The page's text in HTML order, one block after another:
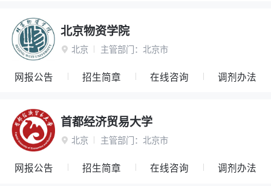
北京物资学院
 北京 主管部门： 北京市
网报公告 招生简章 在线咨询 调剂办法
首都经济贸易大学
 北京 主管部门： 北京市
网报公告 招生简章 在线咨询 调剂办法